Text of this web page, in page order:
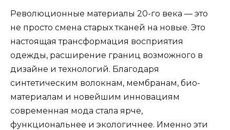
Революционные материалы 20-го века — это
не просто смена старых тканей на новые. Это
настоящая трансформация восприятия
одежды, расширение границ возможного в
дизайне и технологий. Благодаря
синтетическим волокнам, мембранам, био-
материалам и новейшим инновациям
современная мода стала ярче,
функциональнее и экологичнее. Именно эти